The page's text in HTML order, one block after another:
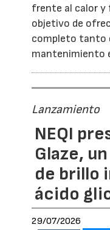
frente al calor y
objetivo de
completo tanto
mantenimiento
Lanzamiento
NEQI
Glaze,
de brillo
ácido
29/07/2026